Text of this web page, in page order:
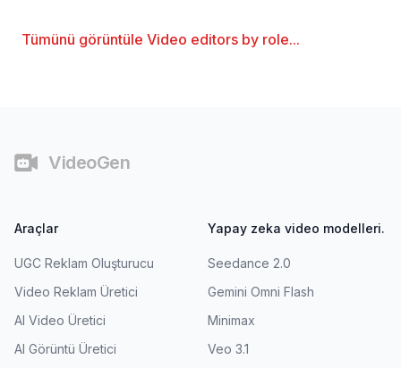
Tümünü görüntüle Video editors by role...
VideoGen
Araçlar
UGC Reklam Oluşturucu
Video Reklam Üretici
AI Video Üretici
AI Görüntü Üretici
Yapay zeka video modelleri.
Seedance 2.0
Gemini Omni Flash
Minimax
Veo 3.1